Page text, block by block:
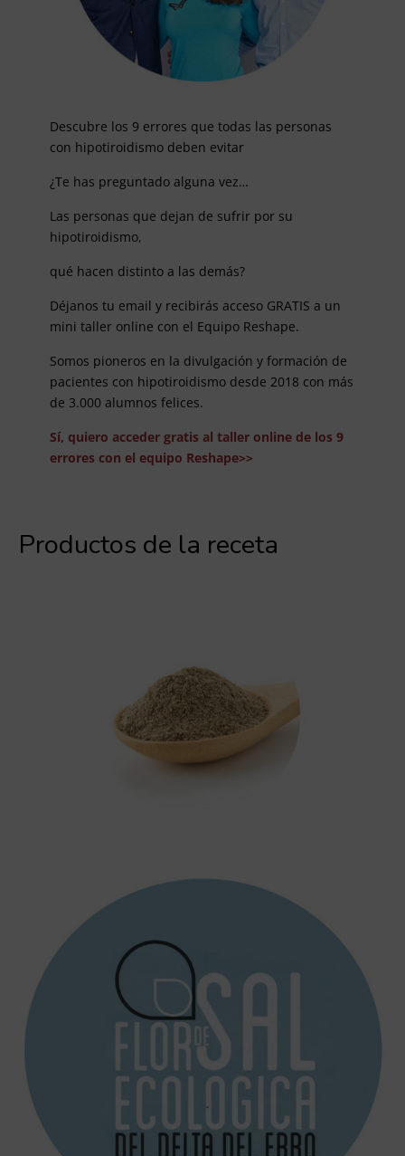
Descubre los 9 errores que todas las personas
con hipotiroidismo deben evitar
¿Te has preguntado alguna vez…
Las personas que dejan de sufrir por su
hipotiroidismo,
qué hacen distinto a las demás?
Déjanos tu email y recibirás acceso GRATIS a un
mini taller online con el Equipo Reshape.
Somos pioneros en la divulgación y formación de
pacientes con hipotiroidismo desde 2018 con más
de 3.000 alumnos felices.
Sí, quiero acceder gratis al taller online de los 9
errores con el equipo Reshape>>
Productos de la receta